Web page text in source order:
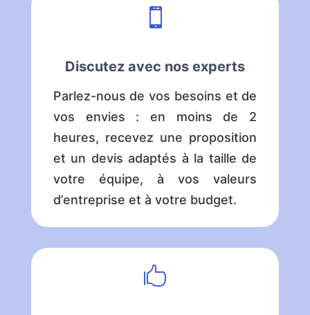

Discutez avec nos experts
Parlez-nous de vos besoins et de
vos envies : en moins de 2
heures, recevez une proposition
et un devis adaptés à la taille de
votre équipe, à vos valeurs
d’entreprise et à votre budget.
